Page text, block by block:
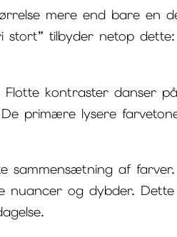
mere end bare en
tilbyder netop
Flotte kontraster danser
primære lysere
sammensætning af
nuancer og dybder.